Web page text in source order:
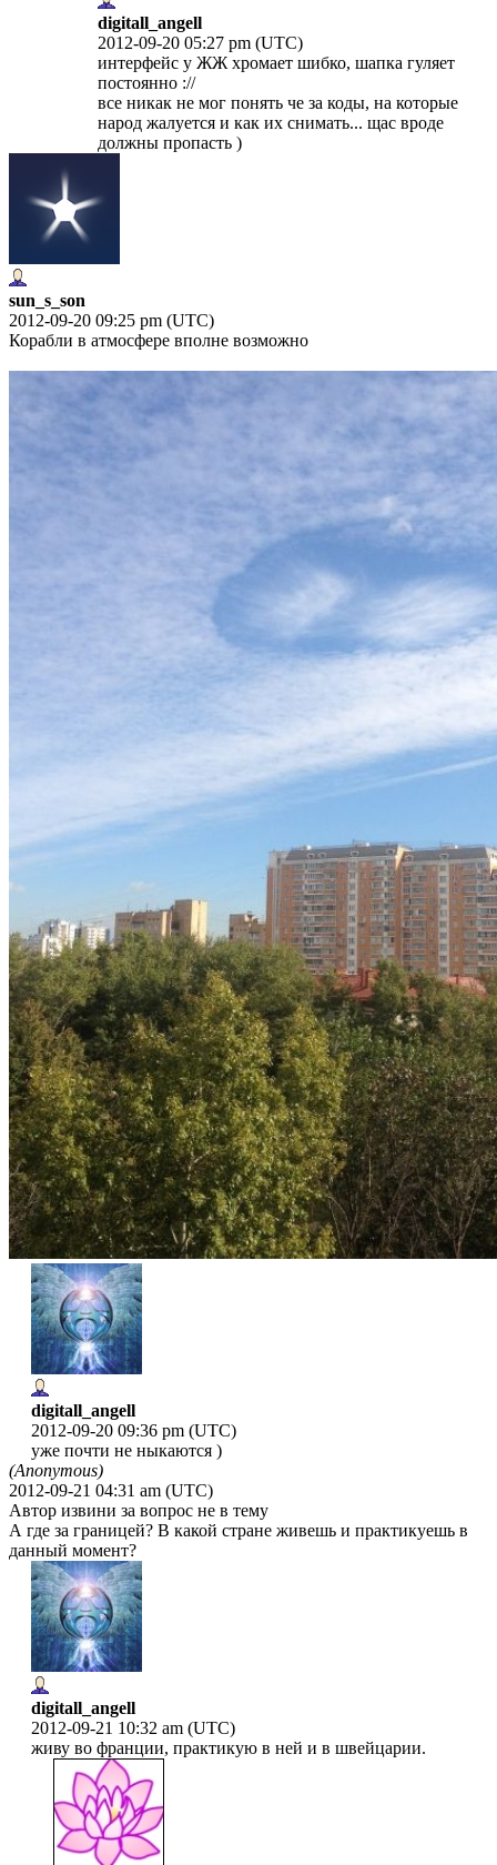
digitall_angell
2012-09-20 05:27 pm (UTC)
интерфейс у ЖЖ хромает шибко, шапка гуляет
постоянно ://
все никак не мог понять че за коды, на которые
народ жалуется и как их снимать... щас вроде
должны пропасть )
sun_s_son
2012-09-20 09:25 pm (UTC)
Корабли в атмосфере вполне возможно
digitall_angell
2012-09-20 09:36 pm (UTC)
уже почти не ныкаются )
(Anonymous)
2012-09-21 04:31 am (UTC)
Автор извини за вопрос не в тему
А где за границей? В какой стране живешь и практикуешь в
данный момент?
digitall_angell
2012-09-21 10:32 am (UTC)
живу во франции, практикую в ней и в швейцарии.